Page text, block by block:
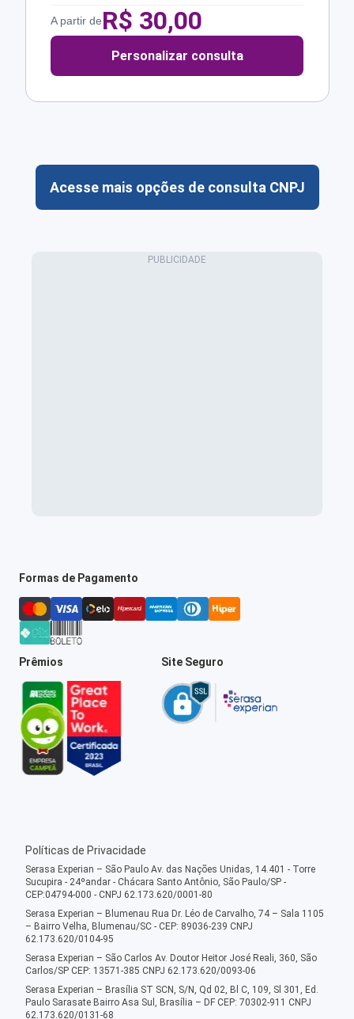
A partir deR$ 30,00
Personalizar consulta
Acesse mais opções de consulta CNPJ
Formas de Pagamento
Prêmios Site Seguro
Políticas de Privacidade
Serasa Experian – São Paulo Av. das Nações Unidas, 14.401 - Torre
Sucupira - 24ºandar - Chácara Santo Antônio, São Paulo/SP -
CEP:04794-000 - CNPJ 62.173.620/0001-80
Serasa Experian – Blumenau Rua Dr. Léo de Carvalho, 74 – Sala 1105
– Bairro Velha, Blumenau/SC - CEP: 89036-239 CNPJ
62.173.620/0104-95
Serasa Experian – São Carlos Av. Doutor Heitor José Reali, 360, São
Carlos/SP CEP: 13571-385 CNPJ 62.173.620/0093-06
Serasa Experian – Brasília ST SCN, S/N, Qd 02, Bl C, 109, Sl 301, Ed.
Paulo Sarasate Bairro Asa Sul, Brasília – DF CEP: 70302-911 CNPJ
62.173.620/0131-68